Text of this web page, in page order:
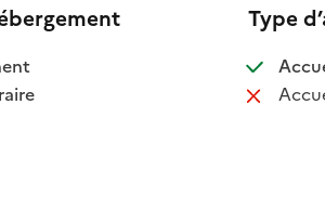
disponible
: disponible
Type